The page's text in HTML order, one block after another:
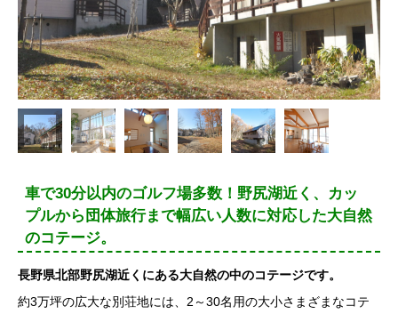
車で30分以内のゴルフ場多数！野尻湖近く、カッ
プルから団体旅行まで幅広い人数に対応した大自然
のコテージ。
長野県北部野尻湖近くにある大自然の中のコテージです。
約3万坪の広大な別荘地には、2～30名用の大小さまざまなコテ